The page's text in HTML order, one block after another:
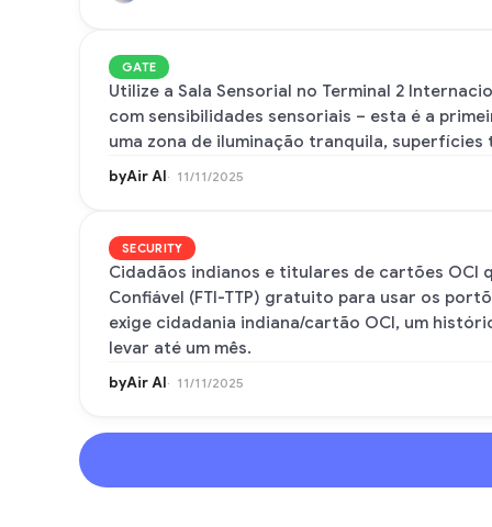
GATE
Utilize a Sala Sensorial no Terminal 2
com sensibilidades sensoriais – esta é a
uma zona de iluminação tranquila,
byAir AI 11/11/2025
SECURITY
Cidadãos indianos e titulares de cartões OCI
Confiável (FTI-TTP) gratuito para usar os
exige cidadania indiana/cartão OCI, um
levar até um mês.
byAir AI 11/11/2025